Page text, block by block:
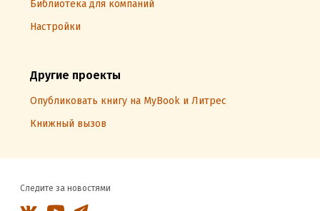
Библиотека для компаний
Настройки
Другие проекты
Опубликовать книгу на MyBook и Литрес
Книжный вызов
Следите за новостями